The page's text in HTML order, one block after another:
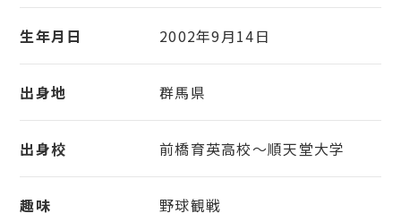
生年月日 2002年9月14日
出身地 群馬県
出身校 前橋育英高校～順天堂大学
趣味 野球観戦